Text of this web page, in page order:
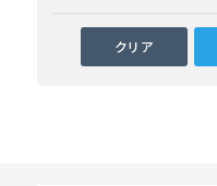
よくある質問